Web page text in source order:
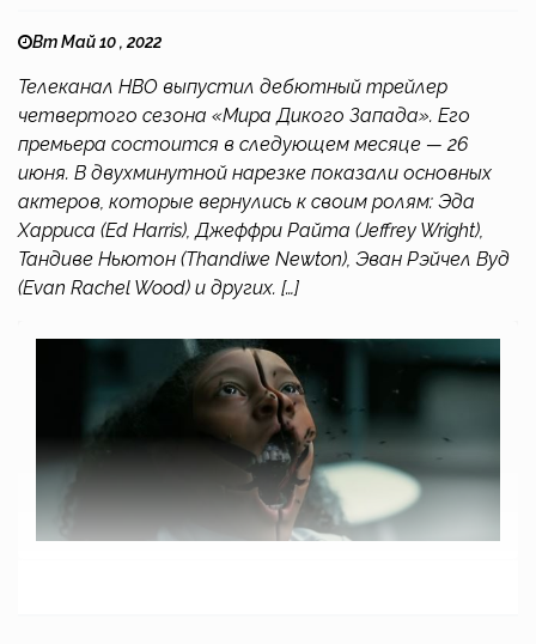
Вт Май 10 , 2022
Телеканал HBO выпустил дебютный трейлер
четвертого сезона «Мира Дикого Запада». Его
премьера состоится в следующем месяце — 26
июня. В двухминутной нарезке показали основных
актеров, которые вернулись к своим ролям: Эда
Харриса (Ed Harris), Джеффри Райта (Jeffrey Wright),
Тандиве Ньютон (Thandiwe Newton), Эван Рэйчел Вуд
(Evan Rachel Wood) и других. […]